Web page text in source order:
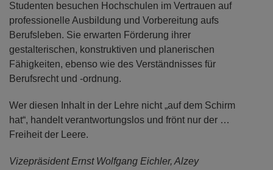
Studenten besuchen Hochschulen im Vertrauen auf
professionelle Ausbildung und Vorbereitung aufs
Berufsleben. Sie erwarten Förderung ihrer
gestalterischen, konstruktiven und planerischen
Fähigkeiten, ebenso wie des Verständnisses für
Berufsrecht und -ordnung.
Wer diesen Inhalt in der Lehre nicht „auf dem Schirm
hat“, handelt verantwortungslos und frönt nur der …
Freiheit der Leere.
Vizepräsident Ernst Wolfgang Eichler, Alzey